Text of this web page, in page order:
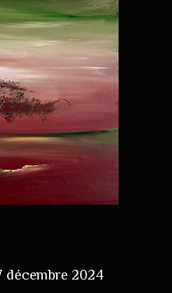
décembre 2024